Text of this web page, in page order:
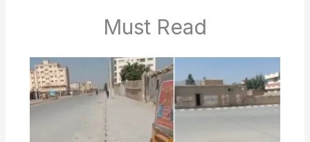
Must Read